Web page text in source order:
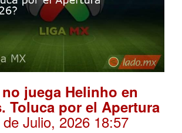
juega Helinho en
Toluca por el Apertura
Julio, 2026 18:57